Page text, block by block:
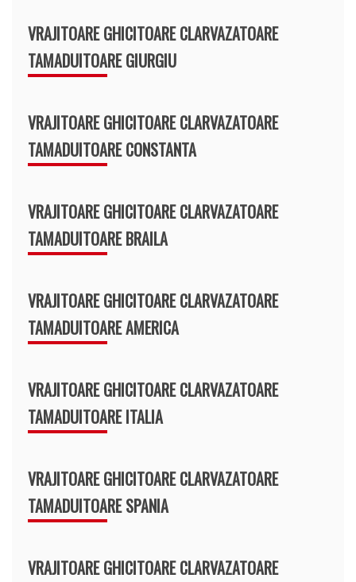
VRAJITOARE GHICITOARE CLARVAZATOARE
TAMADUITOARE GIURGIU
VRAJITOARE GHICITOARE CLARVAZATOARE
TAMADUITOARE CONSTANTA
VRAJITOARE GHICITOARE CLARVAZATOARE
TAMADUITOARE BRAILA
VRAJITOARE GHICITOARE CLARVAZATOARE
TAMADUITOARE AMERICA
VRAJITOARE GHICITOARE CLARVAZATOARE
TAMADUITOARE ITALIA
VRAJITOARE GHICITOARE CLARVAZATOARE
TAMADUITOARE SPANIA
VRAJITOARE GHICITOARE CLARVAZATOARE